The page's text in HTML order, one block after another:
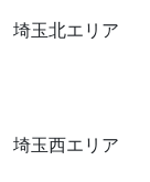
埼玉北エリア
埼玉西エリア